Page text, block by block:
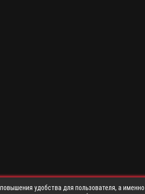
удобства для пользователя, а